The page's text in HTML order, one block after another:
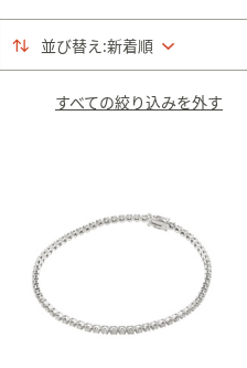
並び替え:新着順
すべての絞り込みを外す